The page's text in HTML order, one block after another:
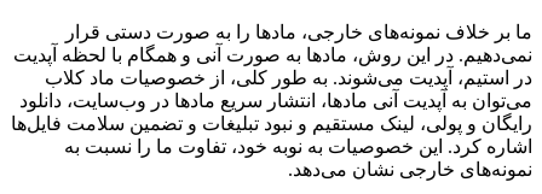
ما بر خلاف نمونه‌های خارجی، مادها را به صورت دستی قرار
نمی‌دهیم. در این روش، مادها به صورت آنی و همگام با لحظه آپدیت
در استیم، آپدیت می‌شوند. به طور کلی، از خصوصیات ماد کلاب
می‌‌توان به آپدیت آنی مادها، انتشار سریع مادها در وب‌سایت، دانلود
رایگان و پولی، لینک مستقیم و نبود تبلیغات و تضمین سلامت فایل‌ها
اشاره کرد. این خصوصیات به نوبه خود، تفاوت ما را نسبت به
نمونه‌های خارجی نشان می‌دهد.